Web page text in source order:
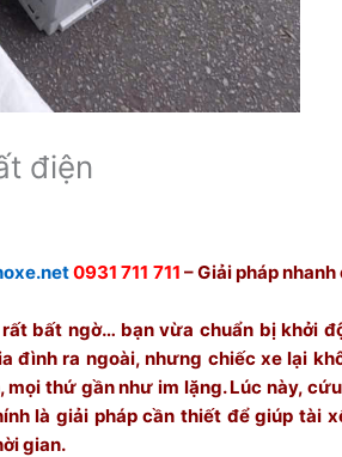
điện
0931 711 711 – Giải pháp
bất ngờ… bạn vừa chuẩn bị khởi
đình ra ngoài, nhưng chiếc xe lại
mọi thứ gần như im lặng. Lúc này,
là giải pháp cần thiết để giúp tài
gian.